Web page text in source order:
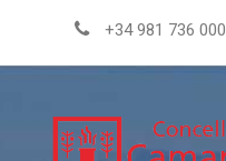
+34 981 736 000